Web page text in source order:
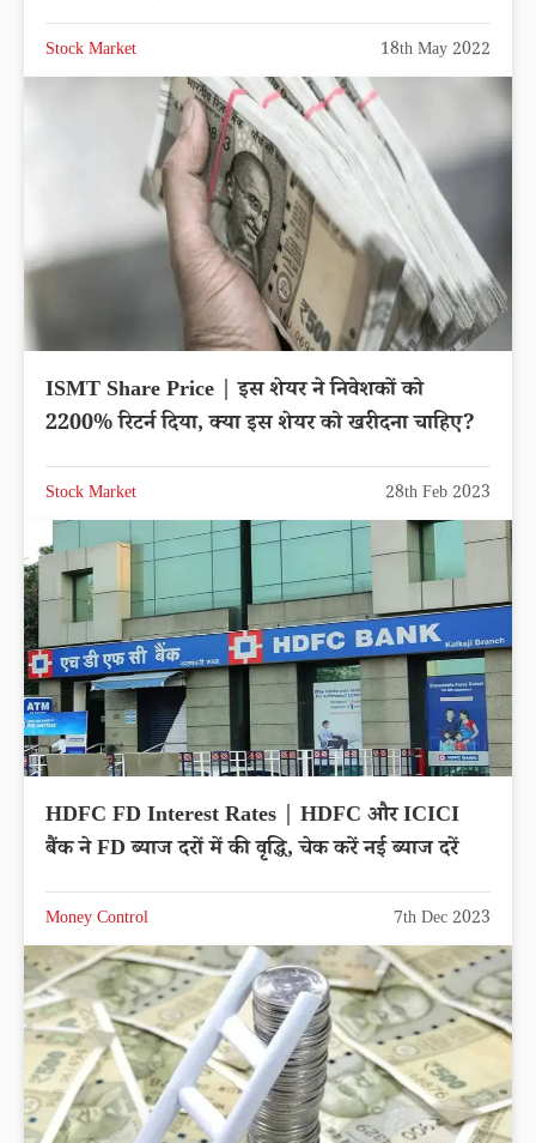
Stock Market 18th May 2022
ISMT Share Price | इस शेयर ने निवेशकों को
2200% रिटर्न दिया, क्या इस शेयर को खरीदना चाहिए?
Stock Market 28th Feb 2023
HDFC FD Interest Rates | HDFC और ICICI
बैंक ने FD ब्याज दरों में की वृद्धि, चेक करें नई ब्याज दरें
Money Control 7th Dec 2023